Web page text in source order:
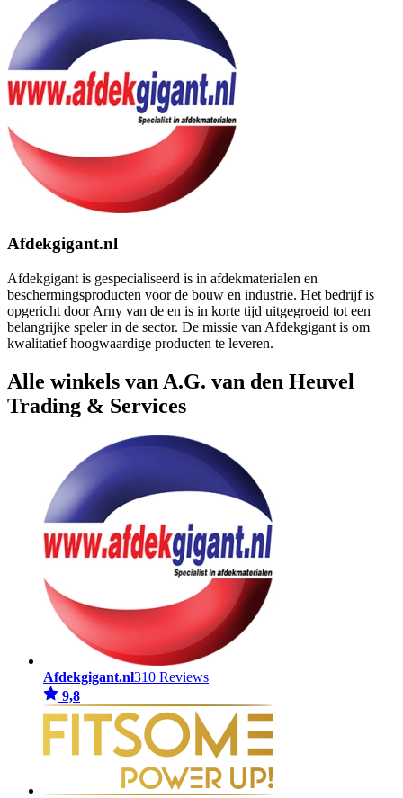
Afdekgigant.nl
Afdekgigant is gespecialiseerd is in afdekmaterialen en
beschermingsproducten voor de bouw en industrie. Het bedrijf is
opgericht door Arny van de en is in korte tijd uitgegroeid tot een
belangrijke speler in de sector. De missie van Afdekgigant is om
kwalitatief hoogwaardige producten te leveren.
Alle winkels van A.G. van den Heuvel
Trading & Services
Afdekgigant.nl310 Reviews
9,8